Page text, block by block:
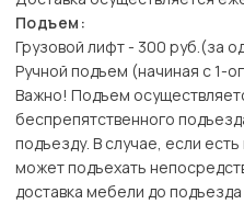
Подъем:
Грузовой лифт - 300 руб.(за
Ручной подъем (начиная с 1-
Важно! Подъем
беспрепятственного
подъезду. В случае, если
может подъехать
доставка мебели до